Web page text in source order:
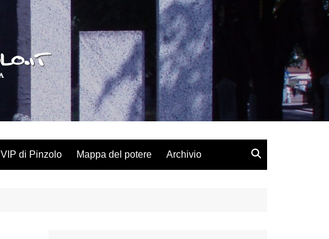
VIP di Pinzolo Mappa del potere Archivio